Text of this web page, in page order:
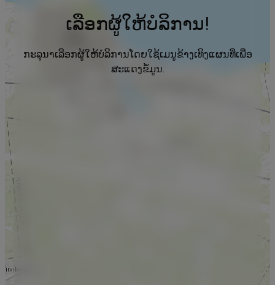
ເລືອກຜູ້ໃຫ້ບໍລິການ!
ກະລຸນາເລືອກຜູ້ໃຫ້ບໍລິການໂດຍໃຊ້ເມນູຂ້າງເທິງແຜນທີ່ເພື່ອ
ສະແດງຂໍ້ມູນ.